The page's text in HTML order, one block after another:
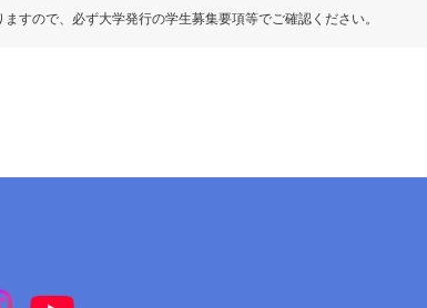
すので、必ず大学発行の学生募集要項等でご確認ください。